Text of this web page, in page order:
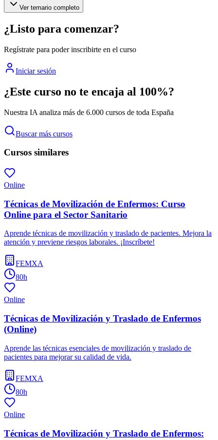
Ver temario completo
¿Listo para comenzar?
Regístrate para poder inscribirte en el curso
Iniciar sesión
¿Este curso no te encaja al 100%?
Nuestra IA analiza más de 6.000 cursos de toda España
Buscar más cursos
Cursos similares
Online
Técnicas de Movilización de Enfermos: Curso
Online para el Sector Sanitario
Aprende técnicas de movilización y traslado de pacientes. Mejora la
atención y previene riesgos laborales. ¡Inscríbete!
FEMXA
80h
Online
Técnicas de Movilización y Traslado de Enfermos
(Online)
Aprende las técnicas esenciales de movilización y traslado de
pacientes para mejorar su calidad de vida.
FEMXA
80h
Online
Técnicas de Movilización y Traslado de Enfermos: